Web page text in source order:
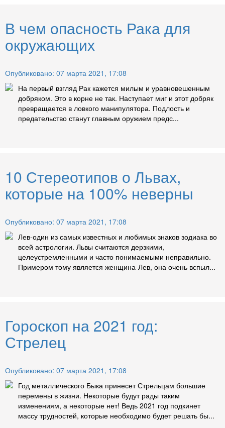
В чем опасность Рака для
окружающих
Опубликовано: 07 марта 2021, 17:08
На первый взгляд Рак кажется милым и уравновешенным
добряком. Это в корне не так. Наступает миг и этот добряк
превращается в ловкого манипулятора. Подлость и
предательство станут главным оружием предс...
10 Стереотипов о Львах,
которые на 100% неверны
Опубликовано: 07 марта 2021, 17:08
Лев-один из самых известных и любимых знаков зодиака во
всей астрологии. Львы считаются дерзкими,
целеустремленными и часто понимаемыми неправильно.
Примером тому является женщина-Лев, она очень вспыл...
Гороскоп на 2021 год:
Стрелец
Опубликовано: 07 марта 2021, 17:08
Год металлического Быка принесет Стрельцам большие
перемены в жизни. Некоторые будут рады таким
изменениям, а некоторые нет! Ведь 2021 год подкинет
массу трудностей, которые необходимо будет решать бы...